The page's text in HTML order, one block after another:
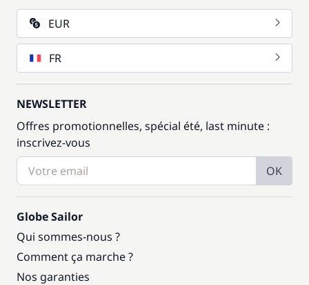
EUR
FR
NEWSLETTER
Offres promotionnelles, spécial été, last minute :
inscrivez-vous
OK
Globe Sailor
Qui sommes-nous ?
Comment ça marche ?
Nos garanties